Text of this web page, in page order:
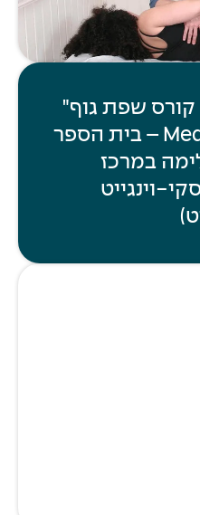
קורס שפת גוף"
מטעם Medi Win – בית הספר
במרכז
וינגייט